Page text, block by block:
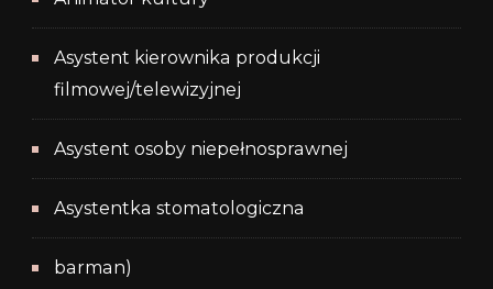
Asystent kierownika produkcji
filmowej/telewizyjnej
Asystent osoby niepełnosprawnej
Asystentka stomatologiczna
barman)